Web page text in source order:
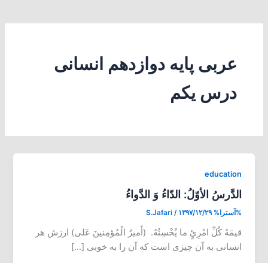
عربی پایه دوازدهم انسانی
درس یکم
education
الدَّرسُ الأوّلُ: الدّاءُ وَ الدَّواءُ
%آسترا% S.Jafari / ۱۳۹۷/۱۲/۲۹
قیمَهُ کُلِّ امْرِئٍ ما یُحْسِنُهُ. (أَمیرُ الْمُؤمِنینَ عَلی) ارزش هر
انسانی به آن چیزی است که آن را به خوبی […]